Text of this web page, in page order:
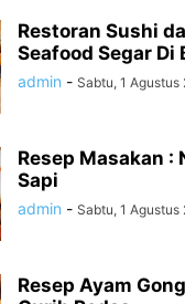
Restoran Sushi
Seafood Segar Di
admin - Sabtu, 1 Agustus
Resep Masakan :
Sapi
admin - Sabtu, 1 Agustus
Resep Ayam